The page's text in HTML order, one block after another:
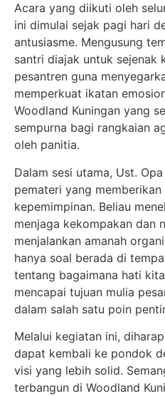
Acara yang diikuti oleh
ini dimulai sejak pagi hari
antusiasme. Mengusung
santri diajak untuk sejenak
pesantren guna
memperkuat ikatan
Woodland Kuningan yang
sempurna bagi rangkaian
oleh panitia.
Dalam sesi utama, Ust.
pemateri yang
kepemimpinan. Beliau
menjaga kekompakan dan
menjalankan amanah
hanya soal berada di
tentang bagaimana hati
mencapai tujuan mulia
dalam salah satu poin
Melalui kegiatan ini,
dapat kembali ke pondok
visi yang lebih solid.
terbangun di Woodland